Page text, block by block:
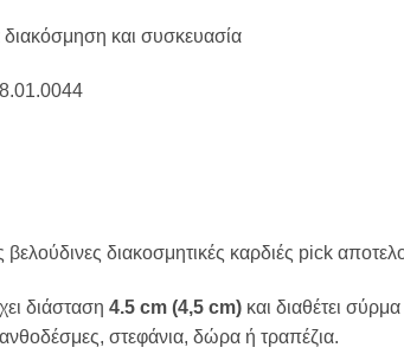
διακόσμηση και συσκευασία
βελούδινες διακοσμητικές καρδιές pick
διάσταση 4.5 cm (4,5 cm) και διαθέτει
στεφάνια, δώρα ή τραπέζια.